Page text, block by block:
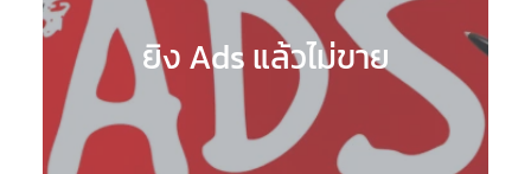
ยิง Ads แล้วไม่ขาย